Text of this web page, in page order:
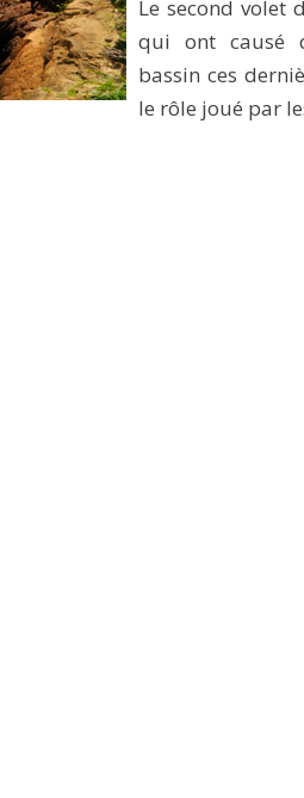
Le second volet
qui ont causé
bassin ces
le rôle joué par